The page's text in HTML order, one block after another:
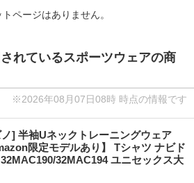
ページはありません。
れているスポーツウェアの商
※2026年08月07日08時 時点の情報です
] 半袖Uネックトレーニングウェア
限定モデルあり】 Tシャツ ナビド
32MAC194 ユニセックス大